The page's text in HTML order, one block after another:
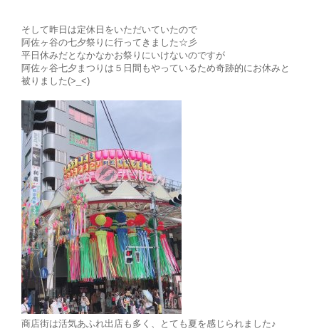
そして昨日は定休日をいただいていたので
阿佐ヶ谷の七夕祭りに行ってきました☆彡
平日休みだとなかなかお祭りにいけないのですが
阿佐ヶ谷七夕まつりは５日間もやっているため奇跡的にお休みと
被りました(>_<)
商店街は活気あふれ出店も多く、とても夏を感じられました♪